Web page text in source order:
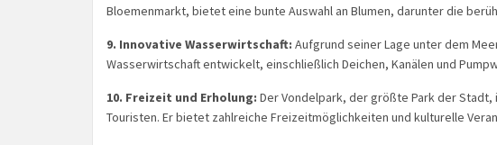
Bloemenmarkt, bietet eine bunte Auswahl an Blumen, darunter die
9. Innovative Wasserwirtschaft: Aufgrund seiner Lage unter dem
Wasserwirtschaft entwickelt, einschließlich Deichen, Kanälen und
10. Freizeit und Erholung: Der Vondelpark, der größte Park der
Touristen. Er bietet zahlreiche Freizeitmöglichkeiten und kulturelle